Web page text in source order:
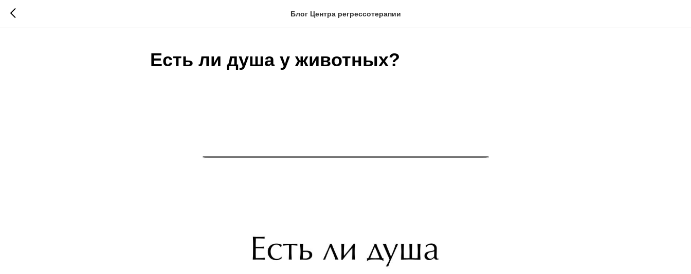
Блог Центра регрессотерапии
Есть ли душа у животных?